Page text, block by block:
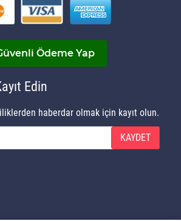
Ödeme Yap
Edin
haberdar olmak için kayıt olun.
KAYDET